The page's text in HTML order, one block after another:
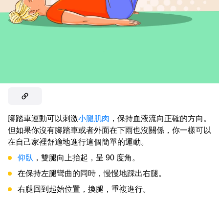
腳踏車運動可以刺激小腿肌肉 ，保持血液流向正確的方向。
但如果你沒有腳踏車或者外面在下雨也沒關係，你一樣可以
在自己家裡舒適地進行這個簡單的運動。
仰臥 ，雙腿向上抬起，呈 90 度角。
在保持左腿彎曲的同時，慢慢地踩出右腿。
右腿回到起始位置，換腿，重複進行。